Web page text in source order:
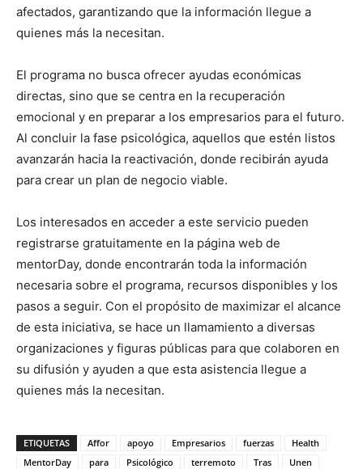
afectados, garantizando que la información llegue a
quienes más la necesitan.
El programa no busca ofrecer ayudas económicas
directas, sino que se centra en la recuperación
emocional y en preparar a los empresarios para el futuro.
Al concluir la fase psicológica, aquellos que estén listos
avanzarán hacia la reactivación, donde recibirán ayuda
para crear un plan de negocio viable.
Los interesados en acceder a este servicio pueden
registrarse gratuitamente en la página web de
mentorDay, donde encontrarán toda la información
necesaria sobre el programa, recursos disponibles y los
pasos a seguir. Con el propósito de maximizar el alcance
de esta iniciativa, se hace un llamamiento a diversas
organizaciones y figuras públicas para que colaboren en
su difusión y ayuden a que esta asistencia llegue a
quienes más la necesitan.
ETIQUETAS Affor apoyo Empresarios fuerzas
Health
MentorDay
para Psicológico terremoto Tras
Unen